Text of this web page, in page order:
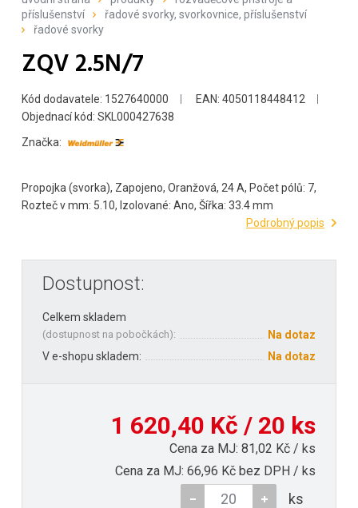
příslušenství
řadové svorky, svorkovnice, příslušenství
řadové svorky
ZQV 2.5N/7
Kód dodavatele: 1527640000
EAN: 4050118448412
Objednací kód: SKL000427638
Značka:
Propojka (svorka), Zapojeno, Oranžová, 24 A, Počet pólů: 7,
Rozteč v mm: 5.10, Izolované: Ano, Šířka: 33.4 mm
Podrobný popis
Dostupnost:
Celkem skladem
(dostupnost na pobočkách):
Na dotaz
V e-shopu skladem:
Na dotaz
1 620,40 Kč / 20 ks
Cena za MJ: 81,02 Kč / ks
Cena za MJ: 66,96 Kč bez DPH / ks
ks